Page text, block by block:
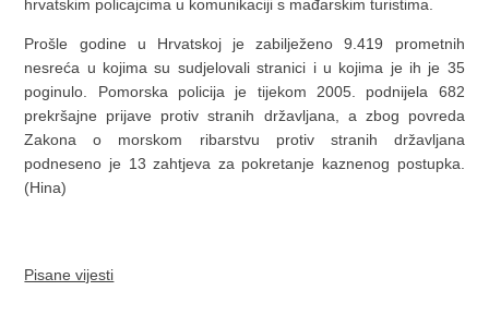
hrvatskim policajcima u komunikaciji s mađarskim turistima.
Prošle godine u Hrvatskoj je zabilježeno 9.419 prometnih
nesreća u kojima su sudjelovali stranici i u kojima je ih je 35
poginulo. Pomorska policija je tijekom 2005. podnijela 682
prekršajne prijave protiv stranih državljana, a zbog povreda
Zakona o morskom ribarstvu protiv stranih državljana
podneseno je 13 zahtjeva za pokretanje kaznenog postupka.
(Hina)
Pisane vijesti